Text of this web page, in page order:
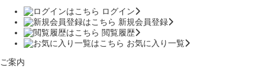
ログイン
新規会員登録
閲覧履歴
お気に入り一覧
ご案内